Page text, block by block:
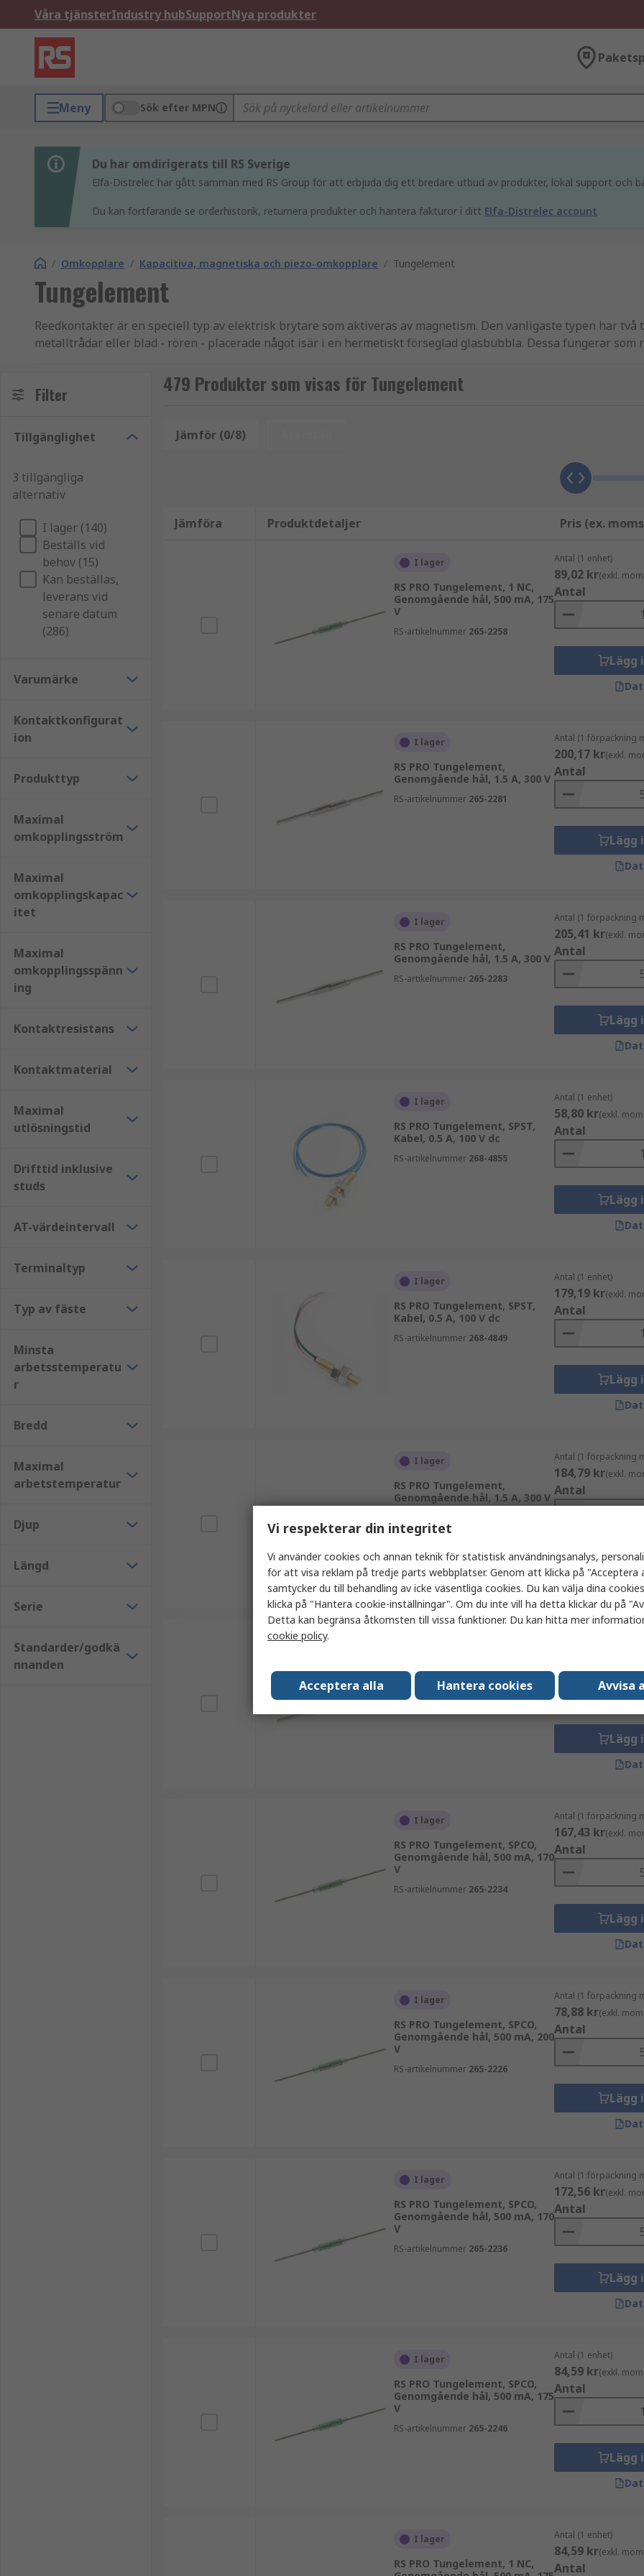
Våra tjänsterIndustry hubSupportNya produkter
Meny Sök efter MPN
Du har omdirigerats till RS Sverige
Elfa-Distrelec har gått samman med RS Group för att erbjuda dig ett bredare utbud av produkter, lokal support och
Du kan fortfarande se orderhistorik, returnera produkter och hantera fakturor i ditt Elfa-Distrelec account
/ Omkopplare / Kapacitiva, magnetiska och piezo-omkopplare / Tungelement
Tungelement
Reedkontakter är en speciell typ av elektrisk brytare som aktiveras av magnetism. Den vanligaste typen har
metalltrådar eller blad - rören - placerade något isär i en hermetiskt förseglad glasbubbla. Dessa fungerar som
Filter
Tillgänglighet
3 tillgängliga
alternativ
I lager (140)
Beställs vid
behov (15)
Kan beställas,
leverans vid
senare datum
(286)
Varumärke
Kontaktkonfigurat
ion
Produkttyp
Maximal
omkopplingsström
Maximal
omkopplingskapac
itet
Maximal
omkopplingsspänn
ing
Kontaktresistans
Kontaktmaterial
Maximal
utlösningstid
Drifttid inklusive
studs
AT-värdeintervall
Terminaltyp
Typ av fäste
Minsta
arbetsstemperatu
r
Bredd
Maximal
arbetstemperatur
Djup
Längd
Serie
Standarder/godkä
nnanden
479 Produkter som visas för Tungelement
Jämför (0/8)
Jämföra Produktdetaljer Pris (ex.
I lager
RS PRO Tungelement, 1 NC,
Genomgående hål, 500 mA, 175
V
RS-artikelnummer 265-2258
Antal (1 enhet)
89,02 kr(exkl.
Antal
Lägg
I lager
RS PRO Tungelement,
Genomgående hål, 1.5 A, 300 V
RS-artikelnummer 265-2281
Antal (1 förpackning
200,17 kr(exkl.
Antal
Lägg
I lager
RS PRO Tungelement,
Genomgående hål, 1.5 A, 300 V
RS-artikelnummer 265-2283
Antal (1 förpackning
205,41 kr(exkl.
Antal
Lägg
I lager
RS PRO Tungelement, SPST,
Kabel, 0.5 A, 100 V dc
RS-artikelnummer 268-4855
Antal (1 enhet)
58,80 kr(exkl.
Antal
Lägg
I lager
RS PRO Tungelement, SPST,
Kabel, 0.5 A, 100 V dc
RS-artikelnummer 268-4849
Antal (1 enhet)
179,19 kr(exkl.
Antal
Lägg
I lager
RS PRO Tungelement,
Genomgående hål, 1.5 A, 300 V
Antal (1 förpackning
184,79 kr(exkl.
Antal
Lägg
Genomgående hål, 1.5 A, 300 V
RS-artikelnummer265-2279
Antal
Lägg
I lager
RS PRO Tungelement, SPCO,
Genomgående hål, 500 mA, 170
V
RS-artikelnummer 265-2234
Antal (1 förpackning
167,43 kr(exkl.
Antal
Lägg
I lager
RS PRO Tungelement, SPCO,
Genomgående hål, 500 mA, 200
V
RS-artikelnummer 265-2226
Antal (1 förpackning
78,88 kr(exkl.
Antal
Lägg
I lager
RS PRO Tungelement, SPCO,
Genomgående hål, 500 mA, 170
V
RS-artikelnummer 265-2236
Antal (1 förpackning
172,56 kr(exkl.
Antal
Lägg
I lager
RS PRO Tungelement, SPCO,
Genomgående hål, 500 mA, 175
V
RS-artikelnummer 265-2246
Antal (1 enhet)
84,59 kr(exkl.
Antal
Lägg
I lager
RS PRO Tungelement, 1 NC,
Antal (1 enhet)
84,59 kr(exkl.
Antal
Vi respekterar din integritet
Vi använder cookies och annan teknik för statistisk användningsanalys,
för att visa reklam på tredje parts webbplatser. Genom att klicka på "Acceptera
samtycker du till behandling av icke väsentliga cookies. Du kan välja dina
klicka på "Hantera cookie-inställningar". Om du inte vill ha detta klickar du på
Detta kan begränsa åtkomsten till vissa funktioner. Du kan hitta mer
cookie policy.
Acceptera alla Hantera cookies Avvisa